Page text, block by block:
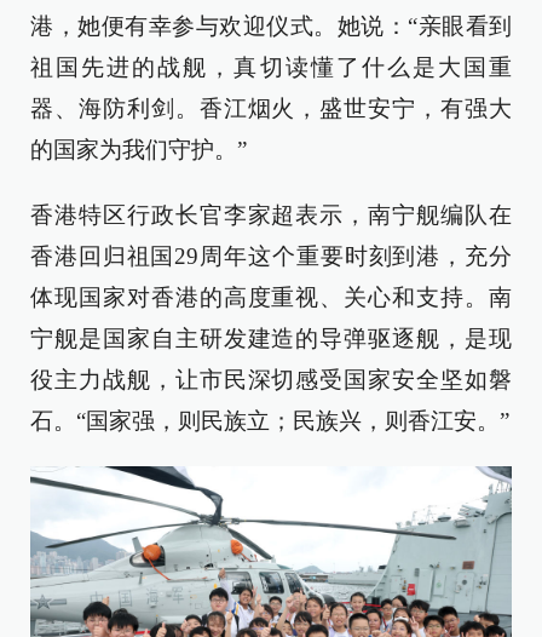
港，她便有幸参与欢迎仪式。她说：“亲眼看到
祖国先进的战舰，真切读懂了什么是大国重
器、海防利剑。香江烟火，盛世安宁，有强大
的国家为我们守护。”
香港特区行政长官李家超表示，南宁舰编队在
香港回归祖国29周年这个重要时刻到港，充分
体现国家对香港的高度重视、关心和支持。南
宁舰是国家自主研发建造的导弹驱逐舰，是现
役主力战舰，让市民深切感受国家安全坚如磐
石。“国家强，则民族立；民族兴，则香江安。”